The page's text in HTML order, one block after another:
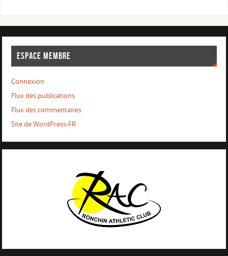
ESPACE MEMBRE
Connexion
Flux des publications
Flux des commentaires
Site de WordPress-FR